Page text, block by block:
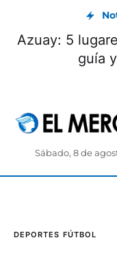
Azuay: 5
guía
Sábado, 8 de
DEPORTES FÚTBOL